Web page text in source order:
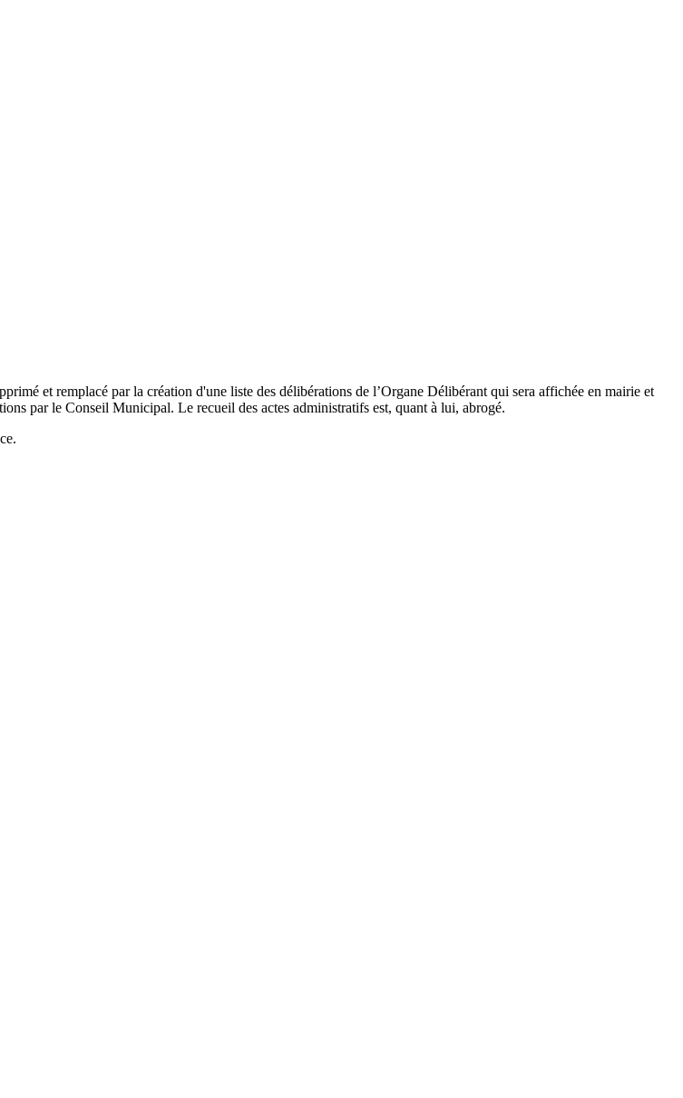
et remplacé par la création d'une liste des délibérations de l’Organe Délibérant qui sera affichée en mairie et
par le Conseil Municipal. Le recueil des actes administratifs est, quant à lui, abrogé.